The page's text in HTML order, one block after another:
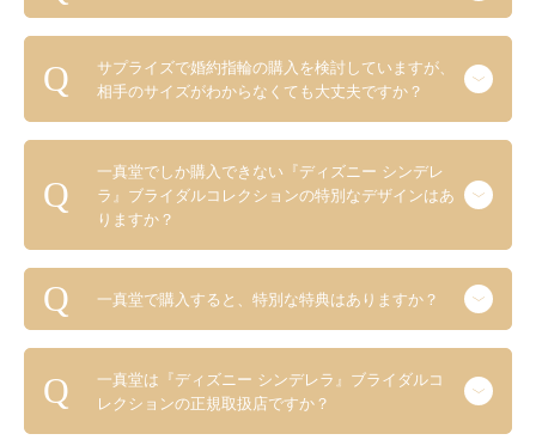
サプライズで婚約指輪の購入を検討していますが、
相手のサイズがわからなくても大丈夫ですか？
一真堂でしか購入できない『ディズニー シンデレ
ラ』ブライダルコレクションの特別なデザインはあ
りますか？
一真堂で購入すると、特別な特典はありますか？
一真堂は『ディズニー シンデレラ』ブライダルコ
レクションの正規取扱店ですか？